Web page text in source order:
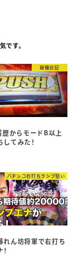
です。
稼働日記
歴からモードB以上
てみた！
パチンコ右打ちランプ狙い
れん坊将軍で右打ち